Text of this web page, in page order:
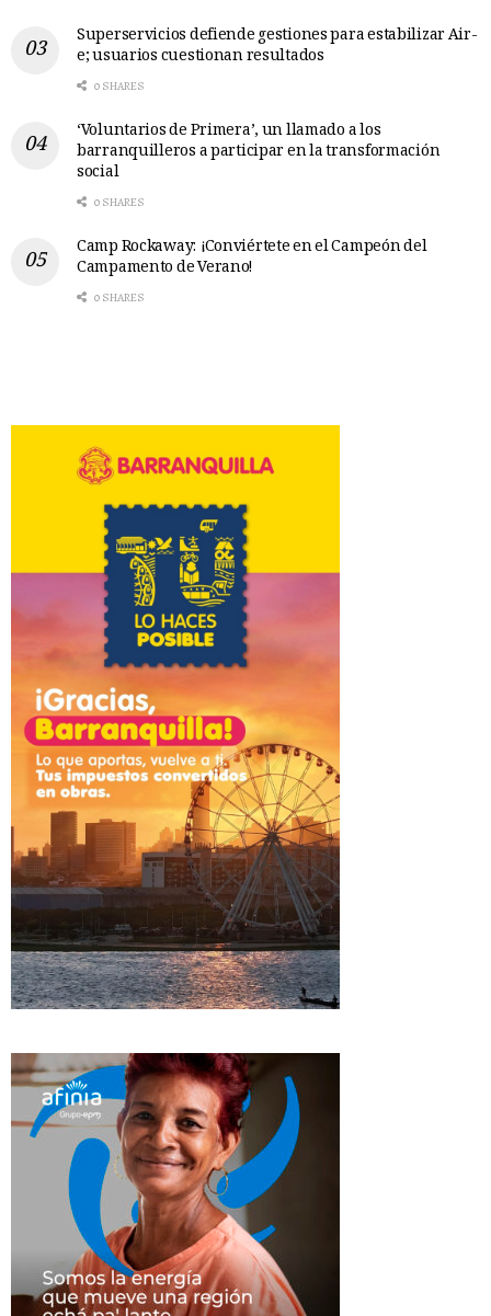
Superservicios defiende gestiones para estabilizar Air-
e; usuarios cuestionan resultados
0 SHARES
‘Voluntarios de Primera’, un llamado a los
barranquilleros a participar en la transformación
social
0 SHARES
Camp Rockaway: ¡Conviértete en el Campeón del
Campamento de Verano!
0 SHARES